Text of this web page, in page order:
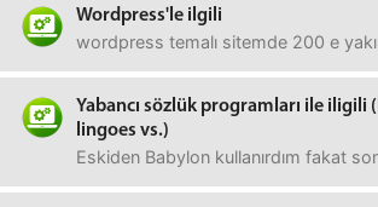
Wordpress'le ilgili
wordpress temalı sitemde 200 e
Yabancı sözlük programları ile iligili
lingoes vs.)
Eskiden Babylon kullanırdım fakat